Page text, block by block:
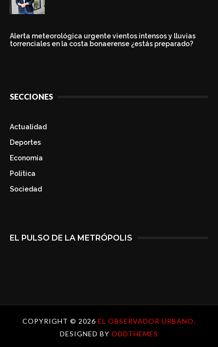
Alerta meteorológica urgente vientos intensos y lluvias
torrenciales en la costa bonaerense ¿estás preparado?
SECCIONES
Actualidad
Deportes
Economía
Politica
Sociedad
EL PULSO DE LA METRÓPOLIS
COPYRIGHT © 2026 EL OBSERVADOR URBANO.
DESIGNED BY ODDTHEMES